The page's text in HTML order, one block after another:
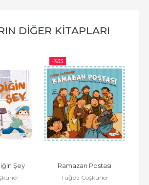
DIĞER KITAPLARI
Şey
-%33
Ramazan Postası
Tuğba Coşkuner